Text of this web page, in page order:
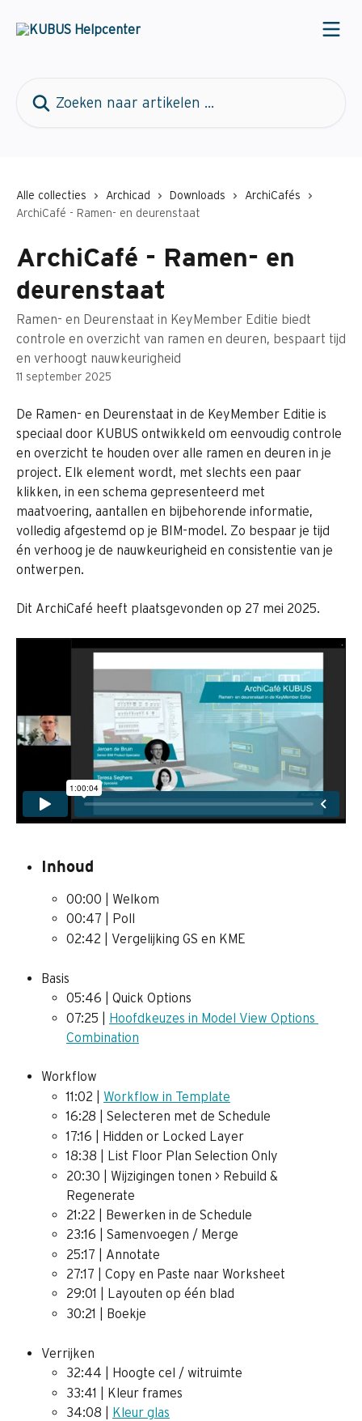
Alle collecties Archicad Downloads
ArchiCafés
ArchiCafé - Ramen- en deurenstaat
ArchiCafé - Ramen- en
deurenstaat
Ramen- en Deurenstaat in KeyMember Editie biedt
controle en overzicht van ramen en deuren, bespaart tijd
en verhoogt nauwkeurigheid
11 september 2025
De Ramen- en Deurenstaat in de KeyMember Editie is
speciaal door KUBUS ontwikkeld om eenvoudig controle
en overzicht te houden over alle ramen en deuren in je
project. Elk element wordt, met slechts een paar
klikken, in een schema gepresenteerd met
maatvoering, aantallen en bijbehorende informatie,
volledig afgestemd op je BIM-model. Zo bespaar je tijd
én verhoog je de nauwkeurigheid en consistentie van je
ontwerpen.
Dit ArchiCafé heeft plaatsgevonden op 27 mei 2025.
Inhoud
00:00 | Welkom
00:47 | Poll
02:42 | Vergelijking GS en KME
Basis
05:46 | Quick Options
07:25 | Hoofdkeuzes in Model View Options
Combination
Workflow
11:02 | Workflow in Template
16:28 | Selecteren met de Schedule
17:16 | Hidden or Locked Layer
18:38 | List Floor Plan Selection Only
20:30 | Wijzigingen tonen > Rebuild &
Regenerate
21:22 | Bewerken in de Schedule
23:16 | Samenvoegen / Merge
25:17 | Annotate
27:17 | Copy en Paste naar Worksheet
29:01 | Layouten op één blad
30:21 | Boekje
Verrijken
32:44 | Hoogte cel / witruimte
33:41 | Kleur frames
34:08 | Kleur glas